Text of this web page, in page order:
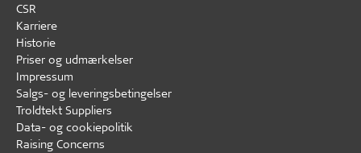
CSR
Karriere
Historie
Priser og udmærkelser
Impressum
Salgs- og leveringsbetingelser
Troldtekt Suppliers
Data- og cookiepolitik
Raising Concerns